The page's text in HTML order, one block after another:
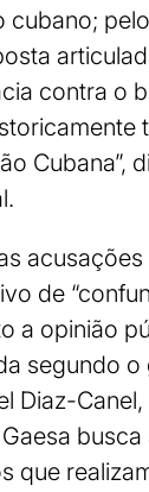
cubano;
contra o
Cubana”,
acusações
de
a opinião
segundo
Diaz-Canel,
busca
que